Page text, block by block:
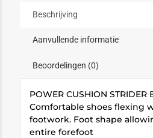
Beschrijving
Aanvullende informatie
Beoordelingen (0)
POWER CUSHION STRIDER
Comfortable shoes flexing
footwork. Foot shape
entire forefoot